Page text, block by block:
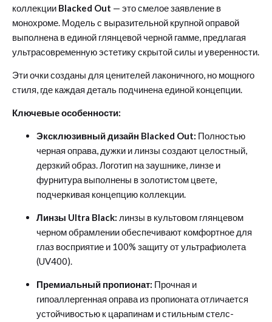
коллекции Blacked Out — это смелое заявление в
монохроме. Модель с выразительной крупной оправой
выполнена в единой глянцевой черной гамме, предлагая
ультрасовременную эстетику скрытой силы и уверенности.
Эти очки созданы для ценителей лаконичного, но мощного
стиля, где каждая деталь подчинена единой концепции.
Ключевые особенности:
Эксклюзивный дизайн Blacked Out: Полностью
черная оправа, дужки и линзы создают целостный,
дерзкий образ. Логотип на заушнике, линзе и
фурнитура выполнены в золотистом цвете,
подчеркивая концепцию коллекции.
Линзы Ultra Black: линзы в культовом глянцевом
черном обрамлении обеспечивают комфортное для
глаз восприятие и 100% защиту от ультрафиолета
(UV400).
Премиальный пропионат: Прочная и
гипоаллергенная оправа из пропионата отличается
устойчивостью к царапинам и стильным стелс-